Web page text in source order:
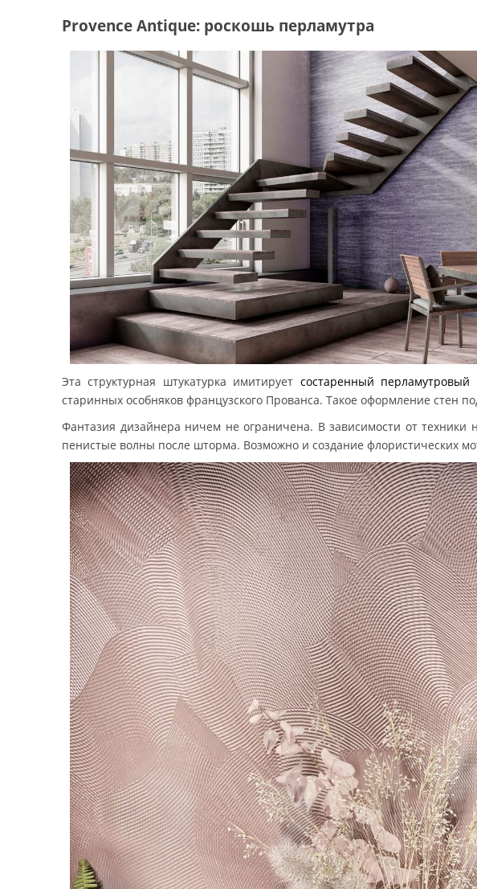
Provence Antique: роскошь перламутра
Эта структурная штукатурка имитирует состаренный перламутровый
старинных особняков французского Прованса. Такое оформление стен
Фантазия дизайнера ничем не ограничена. В зависимости от
пенистые волны после шторма. Возможно и создание флористических